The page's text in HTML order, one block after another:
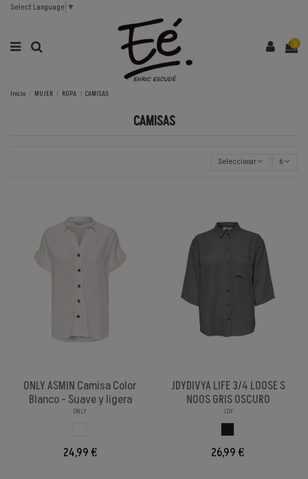
Select Language ▼
0
Inicio MUJER ROPA CAMISAS
CAMISAS
Seleccionar 6
ONLY ASMIN Camisa Color
Blanco - Suave y ligera
ONLY
24,99 €
JDYDIVYA LIFE 3/4 LOOSE S
NOOS GRIS OSCURO
JDY
26,99 €